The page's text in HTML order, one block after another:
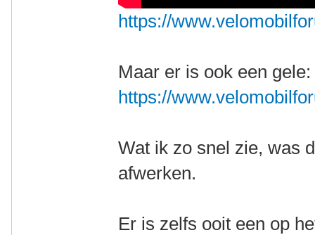
https://
Maar er is ook een gele:
https://
Wat ik zo snel zie, was
afwerken.
Er is zelfs ooit een op